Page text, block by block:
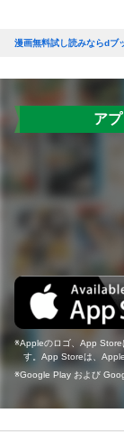
漫画無料試し読みならdブ
ア
Appleのロゴ、App Store
す。App Storeは、
Google Play および